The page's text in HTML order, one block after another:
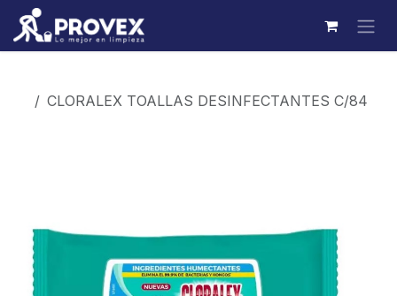
Ir al contenido
CLORALEX TOALLAS DESINFECTANTES C/84